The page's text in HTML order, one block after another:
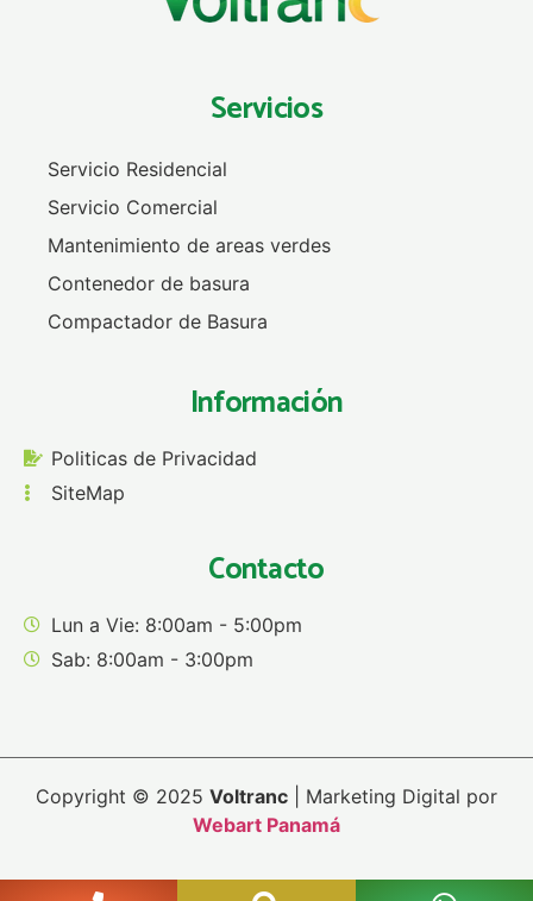
Servicios
Servicio Residencial
Servicio Comercial
Mantenimiento de areas verdes
Contenedor de basura
Compactador de Basura
Información
Politicas de Privacidad
SiteMap
Contacto
Lun a Vie: 8:00am - 5:00pm
Sab: 8:00am - 3:00pm
Copyright © 2025 Voltranc | Marketing Digital por
Webart Panamá